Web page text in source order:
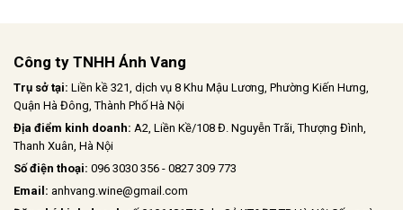
Công ty TNHH Ánh Vang
Trụ sở tại: Liền kề 321, dịch vụ 8 Khu Mậu Lương, Phường Kiến Hưng,
Quận Hà Đông, Thành Phố Hà Nội
Địa điểm kinh doanh: A2, Liền Kề/108 Đ. Nguyễn Trãi, Thượng Đình,
Thanh Xuân, Hà Nội
Số điện thoại: 096 3030 356 - 0827 309 773
Email: anhvang.wine@gmail.com